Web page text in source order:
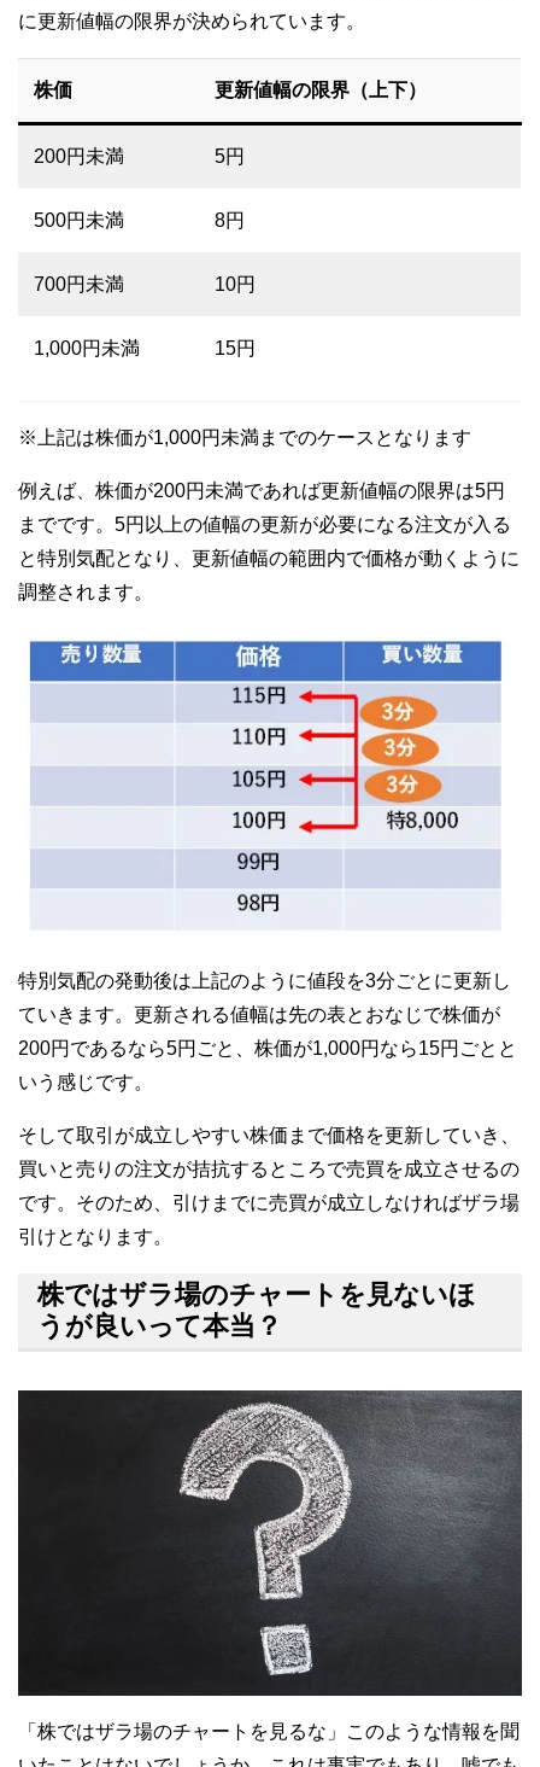
に更新値幅の限界が決められています。
株価 更新値幅の限界（上下）
200円未満 5円
500円未満 8円
700円未満 10円
1,000円未満 15円
※上記は株価が1,000円未満までのケースとなります
例えば、株価が200円未満であれば更新値幅の限界は5円
までです。5円以上の値幅の更新が必要になる注文が入る
と特別気配となり、更新値幅の範囲内で価格が動くように
調整されます。
特別気配の発動後は上記のように値段を3分ごとに更新し
ていきます。更新される値幅は先の表とおなじで株価が
200円であるなら5円ごと、株価が1,000円なら15円ごとと
いう感じです。
そして取引が成立しやすい株価まで価格を更新していき、
買いと売りの注文が拮抗するところで売買を成立させるの
です。そのため、引けまでに売買が成立しなければザラ場
引けとなります。
株ではザラ場のチャートを見ないほ
うが良いって本当？
「株ではザラ場のチャートを見るな」このような情報を聞